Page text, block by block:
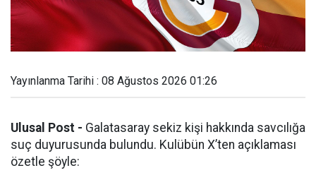
Yayınlanma Tarihi : 08 Ağustos 2026 01:26
Ulusal Post - Galatasaray sekiz kişi hakkında savcılığa
suç duyurusunda bulundu. Kulübün X’ten açıklaması
özetle şöyle: